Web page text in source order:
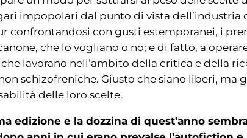
impopolari dal punto di vista dell’industria
confrontandosi con gusti estemporanei, i
che lo vogliano o no; e di fatto, a
lavorano nell’ambito della critica e della
schizofreniche. Giusto che siano liberi, ma
delle loro scelte.
edizione e la dozzina di quest’anno